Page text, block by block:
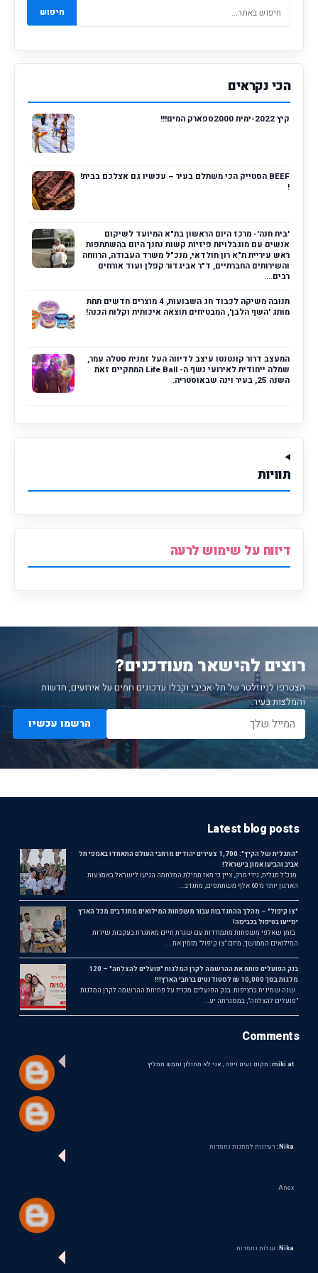
חיפוש
הכי נקראים
קיץ 2022-ימית 2000ספארק המים!!!
BEEF הסטייק הכי משתלם בעיר – עכשיו גם אצלכם בבית!
!
'בית חנה'- מרכז היום הראשון בת"א המיועד לשיקום
אנשים עם מוגבלויות פיזיות קשות נחנך היום בהשתתפות
ראש עיריית ת"א רון חולדאי, מנכ"ל משרד העבודה, הרווחה
והשירותים החברתיים, ד"ר אביגדור קפלן ועוד אורחים
רבים....
תנובה משיקה לכבוד חג השבועות, 4 מוצרים חדשים תחת
מותג 'השף הלבן', המבטיחים תוצאה איכותית וקלות הכנה!
המעצב דרור קונטנטו עיצב לדיווה העל זמנית סטלה עמר,
שמלה ייחודית לאירועי נשף ה- Life Ball המתקיים זאת
השנה 25, בעיר וינה שבאוסטריה.
תוויות
דיווח על שימוש לרעה
רוצים להישאר מעודכנים?
הצטרפו לניוזלטר של תל-אביבי וקבלו עדכונים חמים על אירועים, חדשות
והמלצות בעיר.
הרשמו עכשיו
Latest blog posts
"התגלית של הקיץ": 1,700 צעירים יהודים מרחבי העולם התאחדו באמפי תל
אביב והביעו אמון בישראל!
מנכ"ל תגלית, גידי מרק, ציין כי מאז תחילת המלחמה הגיעו לישראל באמצעות
הארגון יותר מ־60 אלף משתתפים, מתנדב...
"צו קיפול" – מהלך ההתנדבות עבור משפחות המילואים מתנדבים מכל הארץ
יסייעו בטיפול בכביסה!
בזמן שאלפי משפחות מתמודדות עם שגרת חיים מאתגרת בעקבות שירות
המילואים הממושך, מיזם "צו קיפול" מזמין את ...
בנק הפועלים פותח את ההרשמה לקרן המלגות "פועלים להצלחה" – 120
מלגות בסך 10,000 ₪ לסטודנטים ברחבי הארץ!!!
שנה שמינית ברציפות: בנק הפועלים מכריז על פתיחת ההרשמה לקרן המלגות
"פועלים להצלחה", במסגרתה יע...
Comments
miki at: מקום נעים ויפה , אני לא מחולון וממש ממליץ
Nika: רעיונות למתנות נחמדות
Anex
Nika: עגלות נחמדות